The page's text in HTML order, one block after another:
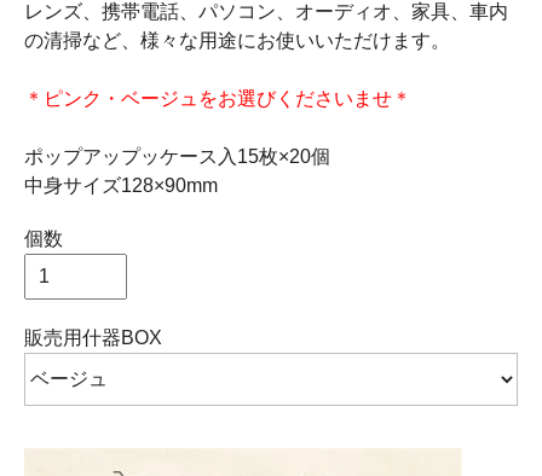
レンズ、携帯電話、パソコン、オーディオ、家具、車内
の清掃など、様々な用途にお使いいただけます。
＊ピンク・ベージュをお選びくださいませ＊
ポップアップッケース入15枚×20個
中身サイズ128×90mm
個数
販売用什器BOX